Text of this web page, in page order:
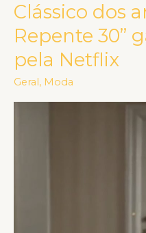
Clássico dos
Repente 30”
pela Netflix
Geral , Moda
Clássico
dos
anos
2000,
“De
Repente